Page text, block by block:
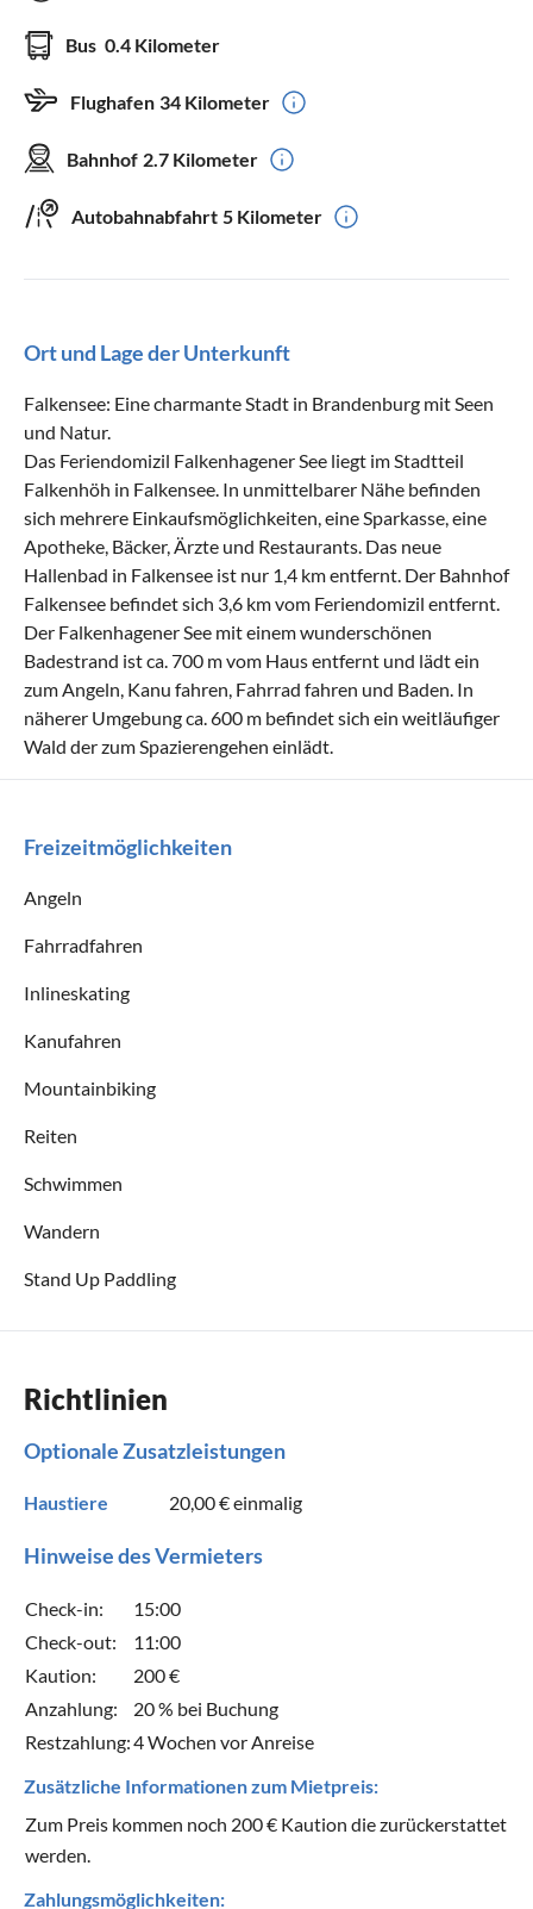
Bus 0.4 Kilometer
Flughafen 34 Kilometer
Bahnhof 2.7 Kilometer
Autobahnabfahrt 5 Kilometer
Ort und Lage der Unterkunft
Falkensee: Eine charmante Stadt in Brandenburg mit Seen
und Natur.
Das Feriendomizil Falkenhagener See liegt im Stadtteil
Falkenhöh in Falkensee. In unmittelbarer Nähe befinden
sich mehrere Einkaufsmöglichkeiten, eine Sparkasse, eine
Apotheke, Bäcker, Ärzte und Restaurants. Das neue
Hallenbad in Falkensee ist nur 1,4 km entfernt. Der Bahnhof
Falkensee befindet sich 3,6 km vom Feriendomizil entfernt.
Der Falkenhagener See mit einem wunderschönen
Badestrand ist ca. 700 m vom Haus entfernt und lädt ein
zum Angeln, Kanu fahren, Fahrrad fahren und Baden. In
näherer Umgebung ca. 600 m befindet sich ein weitläufiger
Wald der zum Spazierengehen einlädt.
Freizeitmöglichkeiten
Angeln
Fahrradfahren
Inlineskating
Kanufahren
Mountainbiking
Reiten
Schwimmen
Wandern
Stand Up Paddling
Richtlinien
Optionale Zusatzleistungen
Haustiere 20,00 €einmalig
Hinweise des Vermieters
Check-in:
15:00
Check-out:
11:00
Kaution:
200 €
Anzahlung:
20 % bei Buchung
Restzahlung:4 Wochen vor Anreise
Zusätzliche Informationen zum Mietpreis:
Zum Preis kommen noch 200 € Kaution die zurückerstattet
werden.
Zahlungsmöglichkeiten: